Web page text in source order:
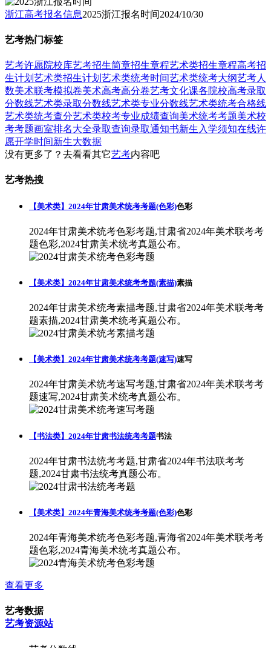
浙江高考报名信息2025浙江报名时间2024/10/30
艺考热门标签
艺考许愿院校库艺考招生简章招生章程艺术类招生章程高考招
生计划 艺术类招生计划 艺术类统考时间艺术类统考大纲艺考人
数美术联考模拟卷美术高考高分卷艺考文化课各院校高考录取
分数线艺术类录取分数线艺术类专业分数线艺术类统考合格线
艺术类统考查分艺术类校考专业成绩查询美术统考考题美术校
考考题画室排名大全录取查询录取通知书新生入学须知在线许
愿开学时间新生大数据
没有更多了？去看看其它艺考内容吧
艺考热搜
【美术类】2024年甘肃美术统考考题(色彩)色彩
2024年甘肃美术统考色彩考题,甘肃省2024年美术联考考
题色彩,2024甘肃美术统考真题公布。
【美术类】2024年甘肃美术统考考题(素描)素描
2024年甘肃美术统考素描考题,甘肃省2024年美术联考考
题素描,2024甘肃美术统考真题公布。
【美术类】2024年甘肃美术统考考题(速写)速写
2024年甘肃美术统考速写考题,甘肃省2024年美术联考考
题速写,2024甘肃美术统考真题公布。
【书法类】2024年甘肃书法统考考题书法
2024年甘肃书法统考考题,甘肃省2024年书法联考考
题,2024甘肃书法统考真题公布。
【美术类】2024年青海美术统考考题(色彩)色彩
2024年青海美术统考色彩考题,青海省2024年美术联考考
题色彩,2024青海美术统考真题公布。
查看更多
艺考数据
艺考资源站